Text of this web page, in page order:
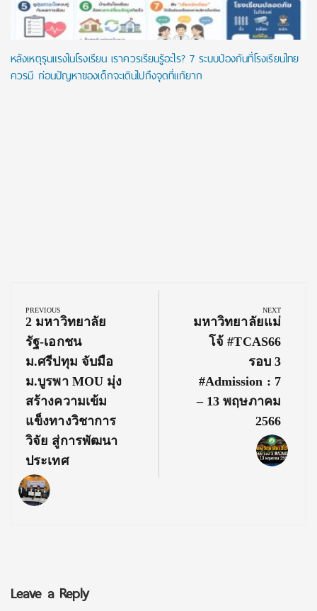
หลังเหตุรุนแรงในโรงเรียน เราควรเรียนรู้อะไร? 7 ระบบป้องกันที่โรงเรียนไทย
ควรมี ก่อนปัญหาของเด็กจะเดินไปถึงจุดที่แก้ยาก
navigation
PREVIOUS
Previous
Post:
2 มหาวิทยาลัย
รัฐ-เอกชน
ม.ศรีปทุม จับมือ
ม.บูรพา MOU มุ่ง
สร้างความเข้ม
แข็งทางวิชาการ
วิจัย สู่การพัฒนา
ประเทศ
NEXT
Next
Post:
มหาวิทยาลัยแม่
โจ้ #TCAS66
รอบ 3
#Admission : 7
– 13 พฤษภาคม
2566
Leave a Reply